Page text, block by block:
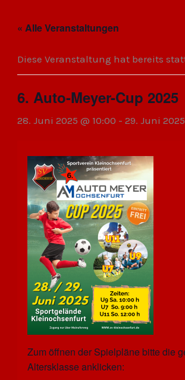
« Alle Veranstaltungen
Diese Veranstaltung hat bereits
6. Auto-Meyer-Cup 2025
28. Juni 2025 @ 10:00 -29. Juni
Zum öffnen der Spielpläne bitte die
Altersklasse anklicken: